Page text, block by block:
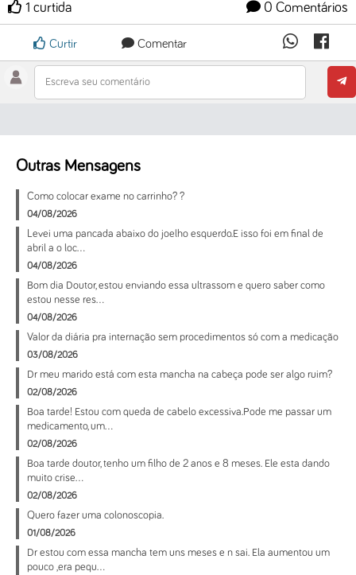
0 Comentários
1 curtida
Curtir Comentar
Escreva seu comentário
Outras Mensagens
Como colocar exame no carrinho? ?
04/08/2026
Levei uma pancada abaixo do joelho esquerdo.E isso foi em final de
abril a o loc...
04/08/2026
Bom dia Doutor, estou enviando essa ultrassom e quero saber como
estou nesse res...
04/08/2026
Valor da diária pra internação sem procedimentos só com a medicação
03/08/2026
Dr meu marido está com esta mancha na cabeça pode ser algo ruim?
02/08/2026
Boa tarde! Estou com queda de cabelo excessiva.Pode me passar um
medicamento, um...
02/08/2026
Boa tarde doutor, tenho um filho de 2 anos e 8 meses. Ele esta dando
muito crise...
02/08/2026
Quero fazer uma colonoscopia.
01/08/2026
Dr estou com essa mancha tem uns meses e n sai. Ela aumentou um
pouco ,era pequ...